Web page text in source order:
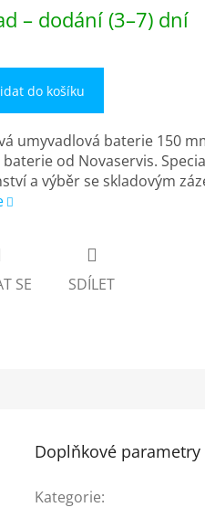
– dodání (3–7) dní
do košíku
umyvadlová baterie 150
baterie od Novaservis.
a výběr se skladovým
SE SDÍLET
Doplňkové parametry
Kategorie: